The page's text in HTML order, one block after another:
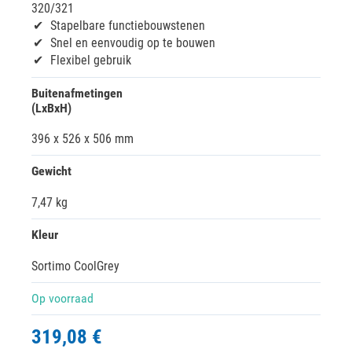
320/321
Stapelbare functiebouwstenen
Snel en eenvoudig op te bouwen
Flexibel gebruik
Buitenafmetingen
(LxBxH)
396 x 526 x 506 mm
Gewicht
7,47 kg
Kleur
Sortimo CoolGrey
Op voorraad
319,08 €